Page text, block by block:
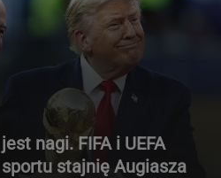
nagi. FIFA i UEFA
stajnię Augiasza